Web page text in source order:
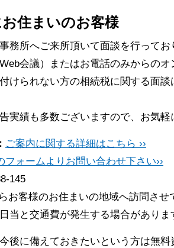
住まいのお客様
務所へご来所頂いて面談を行って
会議）またはお電話のみからのオ
けられない方の相続税に関する面
実績も多数ございますので、お気軽
ご案内に関する詳細はこちら ››
フォームよりお問い合わせ下さい››
145
お客様のお住まいの地域へ訪問させ
当と交通費が発生する場合があり
後に備えておきたいという方は無料